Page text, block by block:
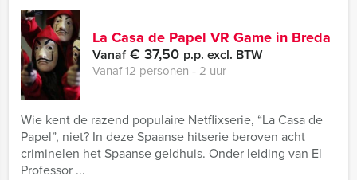
La Casa de Papel VR Game in Breda
Vanaf€ 37,50 p.p. excl. BTW
Vanaf 12 personen ‐ 2 uur
Wie kent de razend populaire Netflixserie, “La Casa de
Papel”, niet? In deze Spaanse hitserie beroven acht
criminelen het Spaanse geldhuis. Onder leiding van El
Professor ...